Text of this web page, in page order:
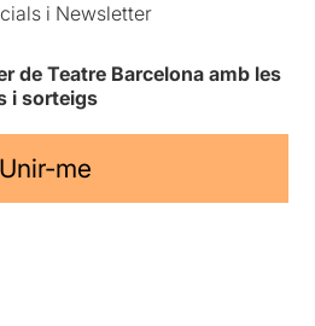
i Newsletter
de Teatre Barcelona amb les
i sorteigs
Unir-me